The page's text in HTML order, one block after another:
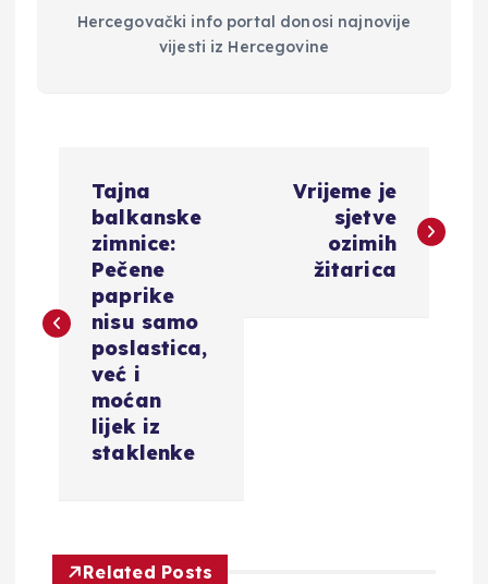
Hercegovački info portal donosi najnovije
vijesti iz Hercegovine
i
Tajna
balkanske
zimnice:
Pečene
paprike
nisu samo
poslastica,
već i
moćan
lijek iz
staklenke
Vrijeme je
sjetve
ozimih
žitarica
Related Posts